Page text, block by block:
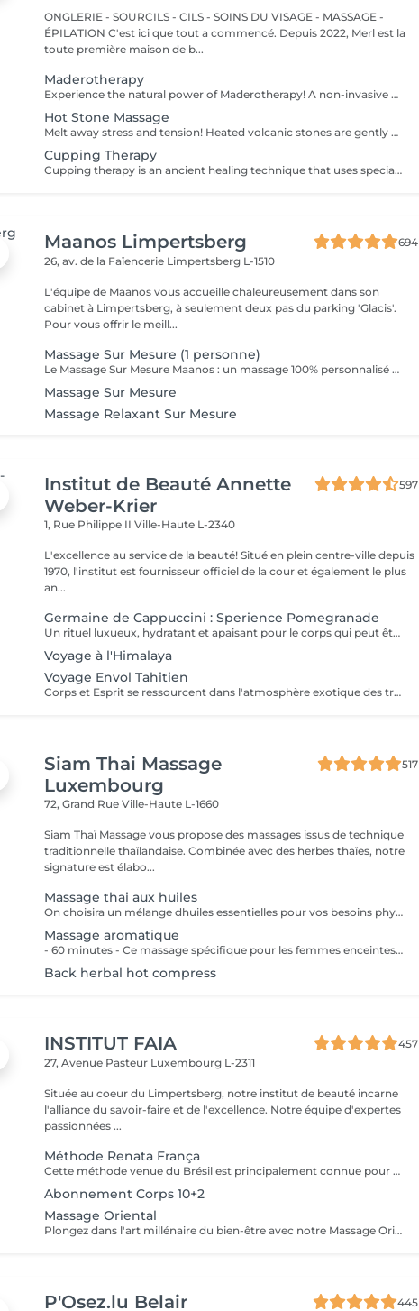
ONGLERIE - SOURCILS - CILS - SOINS DU VISAGE - MASSAGE -
ÉPILATION C'est ici que tout a commencé. Depuis 2022, Merl est la
toute première maison de b...
Maderotherapy
Experience the natural power of Maderotherapy! A non-invasive massage technique using wooden tools. It improves circulation and lymphatic drainage, reduces cellulite, helps contour the body, and eliminates excess fluid. Types: - Brazilian: focuses on legs and glutes, helps shape the silhouette; - Abdomen: reduces volume and firms the skin; - Full body: promotes relaxation and overall recovery. Age restrictions: recommended to do from 16 years old. Post-procedure recommendations: do not do sports and any sharp movement for 2-3 hours after the procedure. Frequency: 2-3 times per week, 8-10 sessions. Repeat once in 3-6 months. Contraindications: pregnancy, inflammation, acne, varicose veins in the acute stage.
Hot Stone Massage
Melt away stress and tension! Heated volcanic stones are gently placed and massaged over the body to warm the muscles, increase circulation, and promote a deep state of relaxation. Perfect for relieving tension, easing anxiety, and restoring inner calm. Age restrictions: there are no age restrictions for this procedure. Post procedure recommendations: do not do sport and any sharp movements 2-3 hours after the procedure. Frequency: 1-2 times per week, 10 times in total. Repeat once in 3-6 months.
Cupping Therapy
Cupping therapy is an ancient healing technique that uses special cups to create gentle suction on the skin. This suction promotes blood flow, relieves muscle tension, reduces inflammation, and supports deep relaxation. The treatment can help release toxins, improve circulation, and ease chronic pain or stiffness. *Please note that cupping therapy could just be added to a massage service with includes back massage.
Maanos Limpertsberg
694
26, av. de la Faïencerie Limpertsberg L-1510
L'équipe de Maanos vous accueille chaleureusement dans son
cabinet à Limpertsberg, à seulement deux pas du parking 'Glacis'.
Pour vous offrir le meill...
Massage Sur Mesure (1 personne)
Le Massage Sur Mesure Maanos : un massage 100% personnalisé en fonction de vos besoins et de vos envies !
Massage Sur Mesure
Massage Relaxant Sur Mesure
Institut de Beauté Annette
Weber-Krier
597
1, Rue Philippe IIVille-Haute L-2340
L'excellence au service de la beauté! Situé en plein centre-ville depuis
1970, l'institut est fournisseur officiel de la cour et également le plus
an...
Germaine de Cappuccini : Sperience Pomegranade
Un rituel luxueux, hydratant et apaisant pour le corps qui peut être personnalisé en fonction des besoins de la peau. La ligne est basée sur la grenade, un ingrédient fantastique,apaisant et antioxydant. Le résultat ? Renouvellement cellulaire, vitalité et hydratation ! POMEGRANATE BODY SCRUB: Avec le gommage corporel à base de poudre et de crème, savourez un rituel d'exfoliation de tout le corps d'une durée de 45 minutes. POMEGRANATE BODY MASSAGE : Massage en position allongée puis en position couchée avec la crème de massage sensoriel. Ce rituel dure 45 minutes. POMEGRANATE BODY WRAP : L'enveloppement est appliqué par des mouvements doux et laissé reposer 20 minutes avant de faire pénétrer le produit par un massage. Le rituel dure 60 minutes. POMEGRANATE RED SERENITY : Un délicieux rituel de 90 minutes alliant le pouvoir des graines de grenade aux puissants effets hydratants de la crème. POMEGRANATE SWEET COCOON : Plongez dans le monde de la grenade Sperience pendant 90 minutes avec ce rituel complet comprenant gommage, massage et enveloppement.
Voyage à l'Himalaya
Voyage Envol Tahitien
Corps et Esprit se ressourcent dans l'atmosphère exotique des trésors polynésiens, ces îles où la beauté, la générosité et la luxuriance ont un goût de paradis Gommage et massage du visage et du corps Massage manuel relax ou aux coquillages Tia Iri « la pensée Roo ».
Siam Thai Massage
Luxembourg
517
72, Grand RueVille-Haute L-1660
Siam Thaï Massage vous propose des massages issus de technique
traditionnelle thaïlandaise. Combinée avec des herbes thaïes, notre
signature est élabo...
Massage thai aux huiles
On choisira un mélange dhuiles essentielles pour vos besoins physiques. Un massage thérapeutique à laide dune technique spéciale pour vider les poches de liquide lymphatique et de rétention deau. Ce traitement est conçu pour aider à stimuler la circulation et daccroître la capacité du corps à éliminer les toxines et à absorber les éléments nutritifs. Vos huiles essentielles préférées peuvent être sélectionnées à votre arrivée.
Massage aromatique
- 60 minutes - Ce massage spécifique pour les femmes enceintes permet de soulager le dos, les jambes et toutes autres parties du corps les plus mises à rude épreuve durant la grossesse. Attention ! Ce massage est toutefois déconseillé les 3 premiers mois et le dernier mois de grossesse.
Back herbal hot compress
INSTITUT FAIA
457
27, Avenue Pasteur Luxembourg L-2311
Située au coeur du Limpertsberg, notre institut de beauté incarne
l'alliance du savoir-faire et de l'excellence. Notre équipe d'expertes
passionnées ...
Méthode Renata França
Cette méthode venue du Brésil est principalement connue pour son massage lymphatique manuel drainant mais ce compose en réalité de 3 techniques différentes ! En effet la méthode Renata Franca, est une méthode revisité du drainage lymphatique traditionnel. La méthode devient une version plus tonique et plus ciblée du drainage lymphatique connu et pratiqué jusqu'à ce jour. Grâce à ces gestes toniques et fermes, ces pompages réguliers et un rythme plus rapide, il semblerait que la méthode Renata Franca permette d'obtenir des résultats plus rapides et visuellement impressionnants.
Abonnement Corps 10+2
Massage Oriental
Plongez dans l'art millénaire du bien-être avec notre Massage Oriental. Cette expérience vous transporte vers des contrées lointaines, alliant des techniques de massage traditionnelles à des parfums envoûtants. Laissez-vous envelopper par des mouvements doux et apaisants qui éveillent vos sens tout en relâchant les tensions. Découvrez l'harmonie du corps et de l'esprit dans une atmosphère exotique. Réservez votre voyage vers la sérénité aujourd'hui.
P'Osez.lu Belair 445